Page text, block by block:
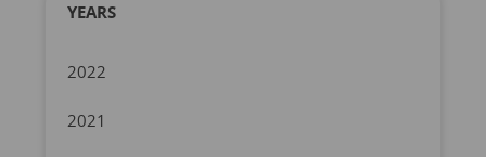
YEARS
2022
2021